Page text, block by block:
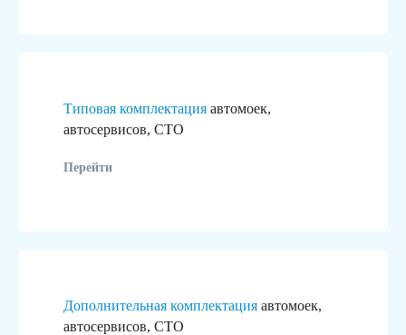
Типовая комплектация автомоек,
автосервисов, СТО
Перейти
Дополнительная комплектация автомоек,
автосервисов, СТО